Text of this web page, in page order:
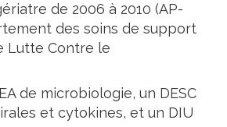
de 2006 à 2010 (AP-
des soins de support
Lutte Contre le
de microbiologie, un DESC
et cytokines, et un DIU